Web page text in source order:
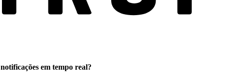
notificações em tempo real?